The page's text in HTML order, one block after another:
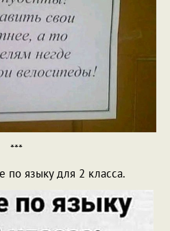
***
по языку для 2 класса.